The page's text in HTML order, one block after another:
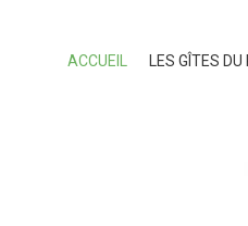
ACCUEIL LES GÎTES DU